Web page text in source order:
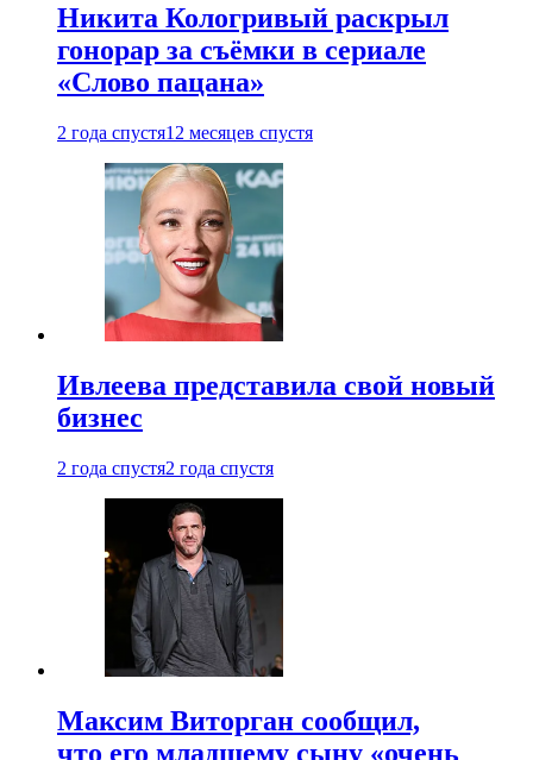
Никита Кологривый раскрыл
гонорар за съёмки в сериале
«Слово пацана»
2 года спустя12 месяцев спустя
Ивлеева представила свой новый
бизнес
2 года спустя2 года спустя
Максим Виторган сообщил,
что его младшему сыну «очень